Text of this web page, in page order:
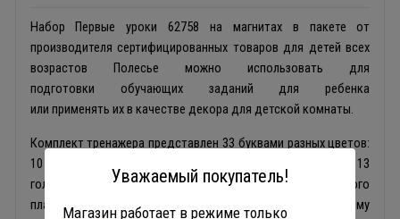
Набор Первые уроки 62758 на магнитах в пакете от
производителя сертифицированных товаров для детей всех
возрастов Полесье можно использовать для
подготовки обучающих заданий для ребенка
или применять их в качестве декора для детской комнаты.
Комплект тренажера представлен 33 буквами разных цветов:
10 красного цвета, 10 зеленого цвета и 13
голубого. Элементы выполнены из красочного прочного
пластика и оснащены магнитами, благодаря чему
Уважаемый покупатель!
Магазин работает в режиме только